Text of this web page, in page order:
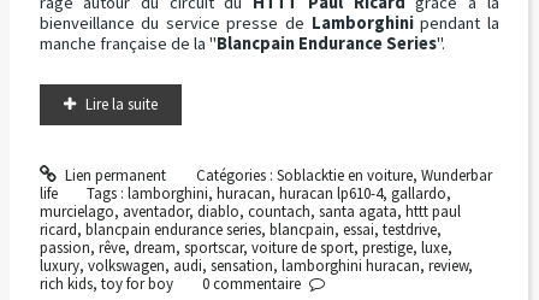
bienveillance du service presse de Lamborghinipendant la
manche française de la "Blancpain Endurance Series".
Lire la suite
Lien permanent Catégories : Soblacktie en voiture, Wunderbar
life
Tags :lamborghini,huracan,huracan lp610-4,gallardo,
murcielago, aventador, diablo, countach, santa agata, httt paul
ricard, blancpain endurance series, blancpain, essai, testdrive,
passion, rêve, dream, sportscar, voiture de sport, prestige, luxe,
luxury, volkswagen, audi, sensation, lamborghini huracan, review,
rich kids, toy for boy 0commentaire